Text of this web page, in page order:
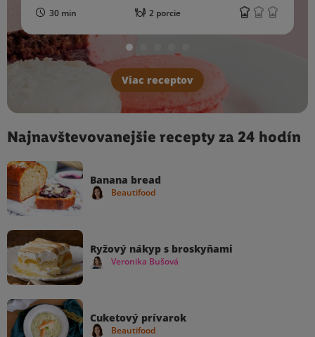
30 min 2 porcie
Viac receptov
Najnavštevovanejšie recepty za 24 hodín
Banana bread
Beautifood
Ryžový nákyp s broskyňami
Veronika Bušová
Cuketový prívarok
Beautifood